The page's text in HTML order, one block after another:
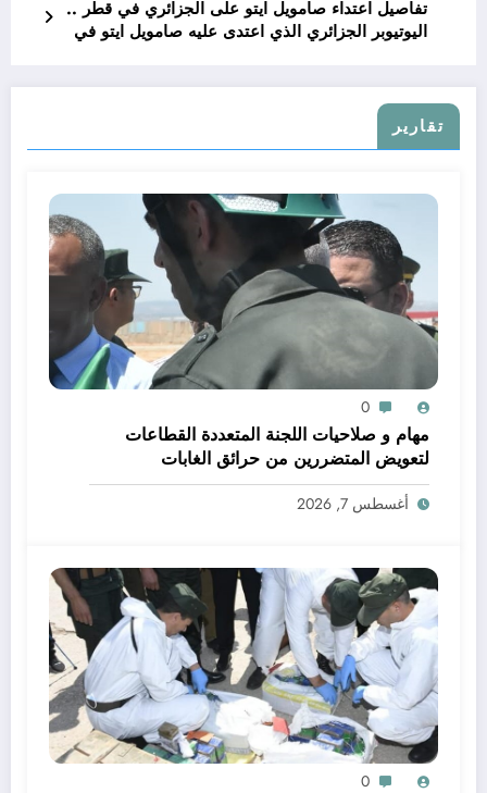
تفاصيل اعتداء صامويل ايتو على الجزائري في قطر ..
اليوتيوبر الجزائري الذي اعتدى عليه صامويل ايتو في
تقارير
0
مهام و صلاحيات اللجنة المتعددة القطاعات
لتعويض المتضررين من حرائق الغابات
أغسطس 7, 2026
0